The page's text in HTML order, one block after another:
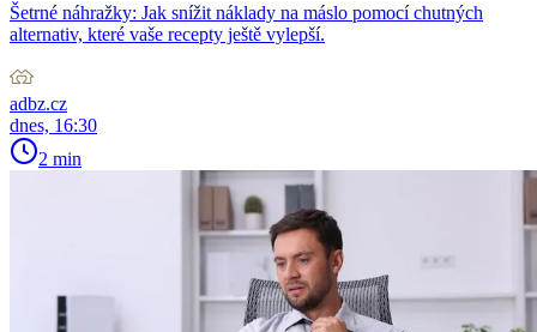
Šetrné náhražky: Jak snížit náklady na máslo pomocí chutných
alternativ, které vaše recepty ještě vylepší.
adbz.cz
dnes, 16:30
2 min